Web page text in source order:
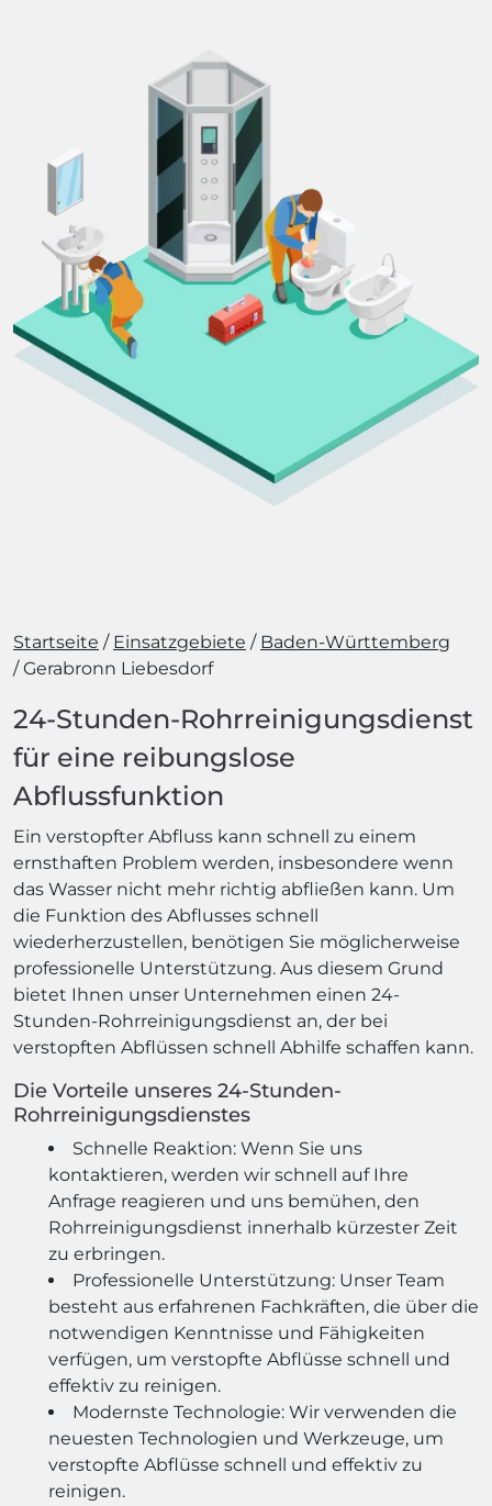
Startseite Einsatzgebiete
Baden-Württemberg
Gerabronn Liebesdorf
24-Stunden-Rohrreinigungsdienst
für eine reibungslose
Abflussfunktion
Ein verstopfter Abfluss kann schnell zu einem
ernsthaften Problem werden, insbesondere wenn
das Wasser nicht mehr richtig abfließen kann. Um
die Funktion des Abflusses schnell
wiederherzustellen, benötigen Sie möglicherweise
professionelle Unterstützung. Aus diesem Grund
bietet Ihnen unser Unternehmen einen 24-
Stunden-Rohrreinigungsdienst an, der bei
verstopften Abflüssen schnell Abhilfe schaffen kann.
Die Vorteile unseres 24-Stunden-
Rohrreinigungsdienstes
Schnelle Reaktion: Wenn Sie uns
kontaktieren, werden wir schnell auf Ihre
Anfrage reagieren und uns bemühen, den
Rohrreinigungsdienst innerhalb kürzester Zeit
zu erbringen.
Professionelle Unterstützung: Unser Team
besteht aus erfahrenen Fachkräften, die über die
notwendigen Kenntnisse und Fähigkeiten
verfügen, um verstopfte Abflüsse schnell und
effektiv zu reinigen.
Modernste Technologie: Wir verwenden die
neuesten Technologien und Werkzeuge, um
verstopfte Abflüsse schnell und effektiv zu
reinigen.